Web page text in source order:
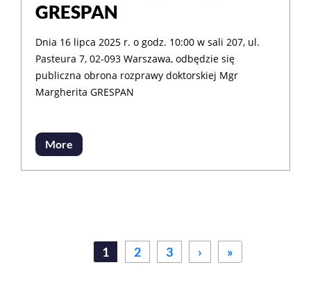
GRESPAN
Dnia 16 lipca 2025 r. o godz. 10:00 w sali 207, ul.
Pasteura 7, 02-093 Warszawa, odbędzie się
publiczna obrona rozprawy doktorskiej Mgr
Margherita GRESPAN
More
Stronicowanie
1 2 3 › Next ›
»